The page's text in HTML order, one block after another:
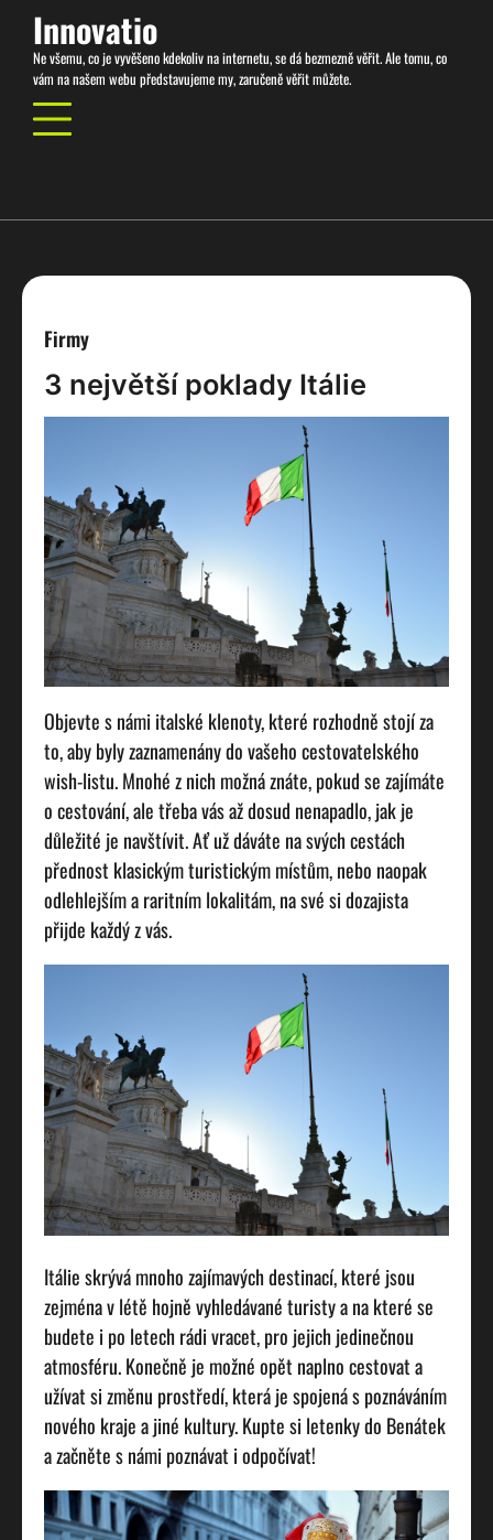
content
Innovatio
Ne všemu, co je vyvěšeno kdekoliv na internetu, se dá bezmezně věřit. Ale tomu, co
vám na našem webu představujeme my, zaručeně věřit můžete.
Firmy
3 největší poklady Itálie
Objevte s námi italské klenoty, které rozhodně stojí za
to, aby byly zaznamenány do vašeho cestovatelského
wish-listu. Mnohé z nich možná znáte, pokud se zajímáte
o cestování, ale třeba vás až dosud nenapadlo, jak je
důležité je navštívit. Ať už dáváte na svých cestách
přednost klasickým turistickým místům, nebo naopak
odlehlejším a raritním lokalitám, na své si dozajista
přijde každý z vás.
Itálie skrývá mnoho zajímavých destinací, které jsou
zejména v létě hojně vyhledávané turisty a na které se
budete i po letech rádi vracet, pro jejich jedinečnou
atmosféru. Konečně je možné opět naplno cestovat a
užívat si změnu prostředí, která je spojená s poznáváním
nového kraje a jiné kultury. Kupte si letenky do Benátek
a začněte s námi poznávat i odpočívat!